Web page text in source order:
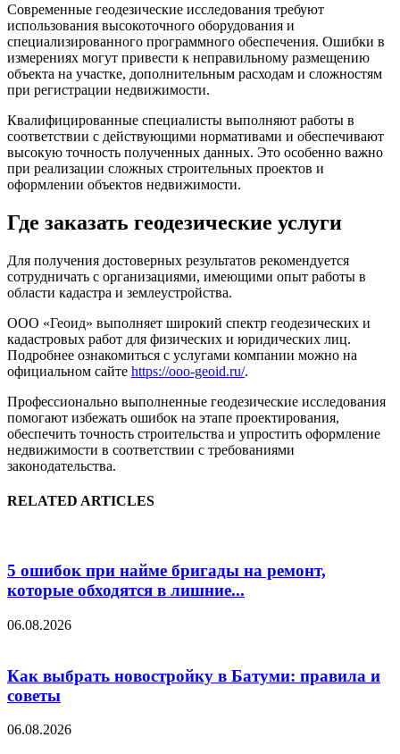
Современные геодезические исследования требуют
использования высокоточного оборудования и
специализированного программного обеспечения. Ошибки в
измерениях могут привести к неправильному размещению
объекта на участке, дополнительным расходам и сложностям
при регистрации недвижимости.
Квалифицированные специалисты выполняют работы в
соответствии с действующими нормативами и обеспечивают
высокую точность полученных данных. Это особенно важно
при реализации сложных строительных проектов и
оформлении объектов недвижимости.
Где заказать геодезические услуги
Для получения достоверных результатов рекомендуется
сотрудничать с организациями, имеющими опыт работы в
области кадастра и землеустройства.
ООО «Геоид» выполняет широкий спектр геодезических и
кадастровых работ для физических и юридических лиц.
Подробнее ознакомиться с услугами компании можно на
официальном сайте https://ooo-geoid.ru/.
Профессионально выполненные геодезические исследования
помогают избежать ошибок на этапе проектирования,
обеспечить точность строительства и упростить оформление
недвижимости в соответствии с требованиями
законодательства.
RELATED ARTICLES
5 ошибок при найме бригады на ремонт,
которые обходятся в лишние...
06.08.2026
Как выбрать новостройку в Батуми: правила и
советы
06.08.2026